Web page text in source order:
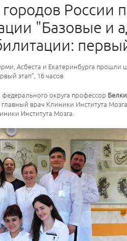
России
"Базовые и
Асбеста и Екатеринбурга
этап", 16 часов
округа профессор
главный врач Клиники Института Мозга
Института Мозга.